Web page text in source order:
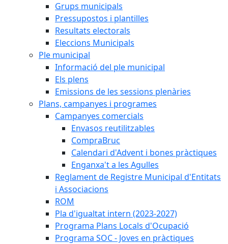
Grups municipals
Pressupostos i plantilles
Resultats electorals
Eleccions Municipals
Ple municipal
Informació del ple municipal
Els plens
Emissions de les sessions plenàries
Plans, campanyes i programes
Campanyes comercials
Envasos reutilitzables
CompraBruc
Calendari d'Advent i bones pràctiques
Enganxa't a les Agulles
Reglament de Registre Municipal d'Entitats
i Associacions
ROM
Pla d'igualtat intern (2023-2027)
Programa Plans Locals d'Ocupació
Programa SOC - Joves en pràctiques